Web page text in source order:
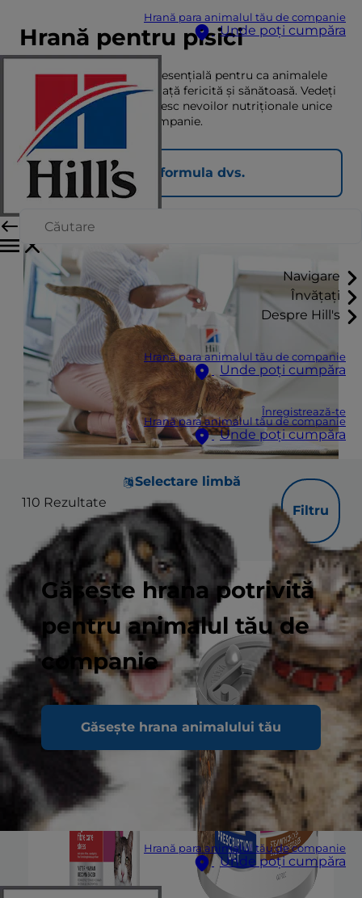
Hrană para animalul tău de companie
Unde poți cumpăra
Navigare
Învățați
Despre Hill's
Hrană para animalul tău de companie
Unde poți cumpăra
Înregistrează-te
Hrană para animalul tău de companie
Unde poți cumpăra
Selectare limbă
Găsește hrana potrivită
pentru animalul tău de
companie
Găsește hrana animalului tău
Hrană para animalul tău de companie
Unde poți cumpăra
Hrană pentru pisici
Alimentația corectă este esențială pentru ca animalele
de companie să ducă o viață fericită și sănătoasă. Vedeți
aici ce alimente se potrivesc nevoilor nutriționale unice
ale animalului dvs. de companie.
Găsiți formula dvs.
110 Rezultate
Filtru